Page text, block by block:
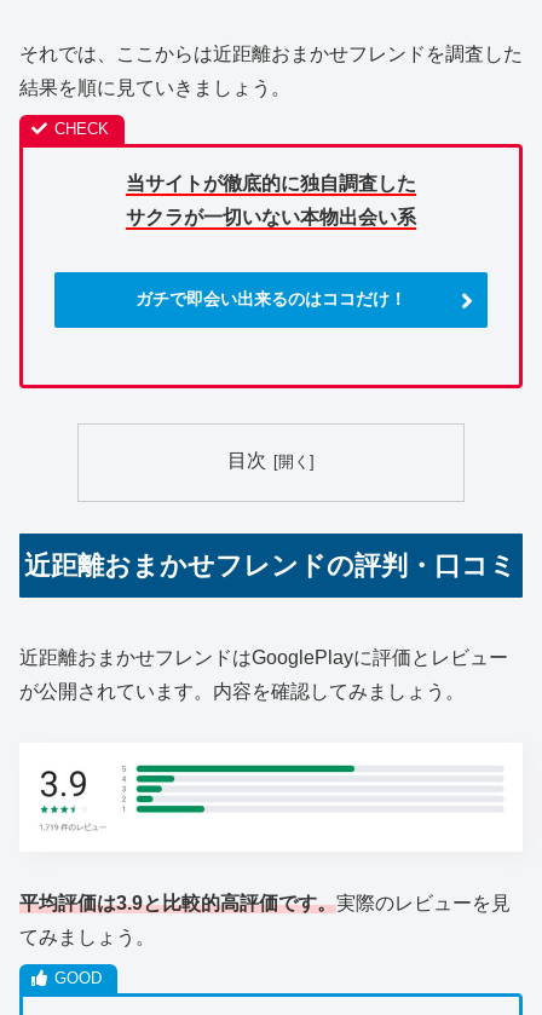
それでは、ここからは近距離おまかせフレンドを調査した
結果を順に見ていきましょう。
当サイトが徹底的に独自調査した
サクラが一切いない本物出会い系
ガチで即会い出来るのはココだけ！
目次
近距離おまかせフレンドの評判・口コミ
近距離おまかせフレンドはGooglePlayに評価とレビュー
が公開されています。内容を確認してみましょう。
平均評価は3.9と比較的高評価です。実際のレビューを見
てみましょう。